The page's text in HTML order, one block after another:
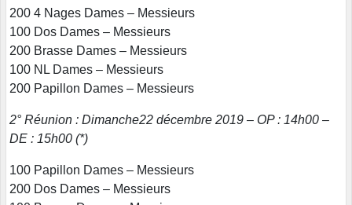
200 4 Nages Dames – Messieurs
100 Dos Dames – Messieurs
200 Brasse Dames – Messieurs
100 NL Dames – Messieurs
200 Papillon Dames – Messieurs
2° Réunion : Dimanche22 décembre 2019 – OP : 14h00 –
DE : 15h00 (*)
100 Papillon Dames – Messieurs
200 Dos Dames – Messieurs